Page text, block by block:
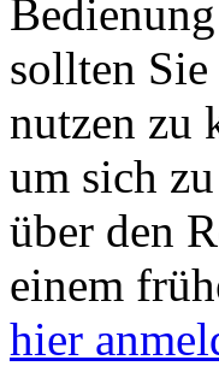
sollten
nutzen zu
um sich
über den
einem
hier